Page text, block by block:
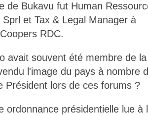
de Bukavu fut Human
et Tax & Legal Manager à
RDC.
avait souvent été membre de
l'image du pays à nombre
Président lors de ces forums ?
ordonnance présidentielle lue à